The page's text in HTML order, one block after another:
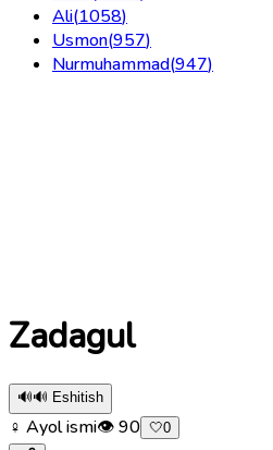
Ali(1058)
Usmon(957)
Nurmuhammad(947)
Zadagul
🔊🔊 Eshitish
♀ Ayol ismi👁90 🤍0